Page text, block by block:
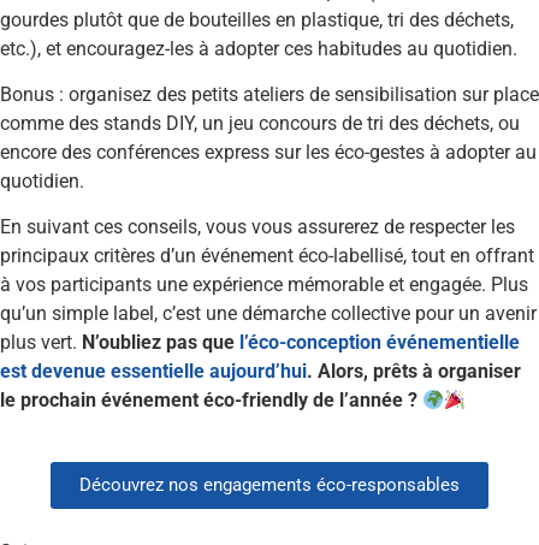
gourdes plutôt que de bouteilles en plastique, tri des déchets,
etc.), et encouragez-les à adopter ces habitudes au quotidien.
Bonus : organisez des petits ateliers de sensibilisation sur place
comme des stands DIY, un jeu concours de tri des déchets, ou
encore des conférences express sur les éco-gestes à adopter au
quotidien.
En suivant ces conseils, vous vous assurerez de respecter les
principaux critères d’un événement éco-labellisé, tout en offrant
à vos participants une expérience mémorable et engagée. Plus
qu’un simple label, c’est une démarche collective pour un avenir
plus vert. N’oubliez pas que l’éco-conception événementielle
est devenue essentielle aujourd’hui. Alors, prêts à organiser
le prochain événement éco-friendly de l’année ?
Découvrez nos engagements éco-responsables